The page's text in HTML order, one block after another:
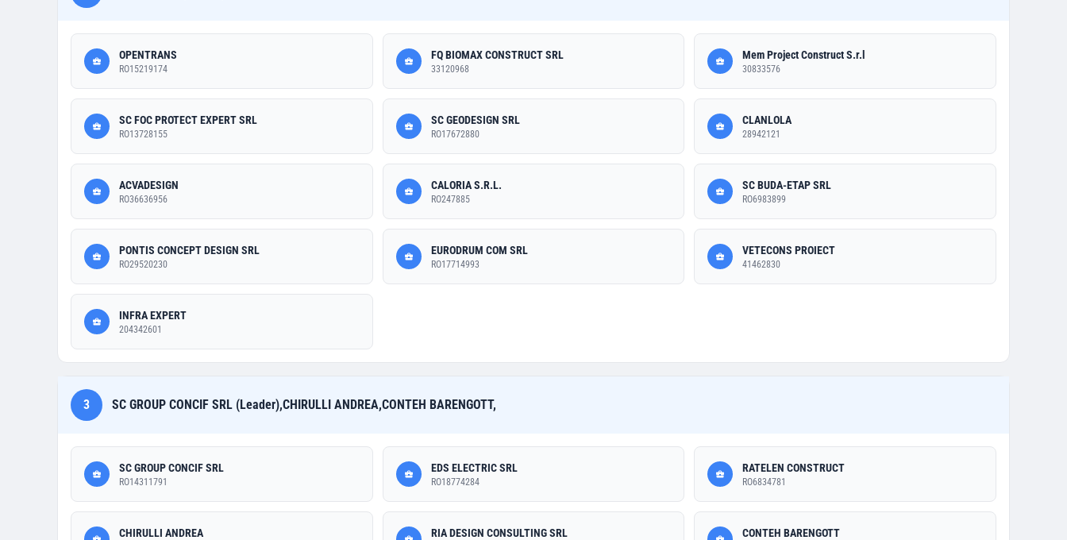
OPENTRANS
RO15219174
FQ BIOMAX CONSTRUCT SRL
33120968
Mem Project Construct S.r.l
30833576
SC FOC PROTECT EXPERT SRL
RO13728155
SC GEODESIGN SRL
RO17672880
CLANLOLA
28942121
ACVADESIGN
RO36636956
CALORIA S.R.L.
RO247885
SC BUDA-ETAP SRL
RO6983899
PONTIS CONCEPT DESIGN SRL
RO29520230
EURODRUM COM SRL
RO17714993
VETECONS PROIECT
41462830
INFRA EXPERT
204342601
3 SC GROUP CONCIF SRL (Leader),CHIRULLI ANDREA,CONTEH BARENGOTT,
SC GROUP CONCIF SRL
RO14311791
EDS ELECTRIC SRL
RO18774284
RATELEN CONSTRUCT
RO6834781
CHIRULLI ANDREA RIA DESIGN CONSULTING SRL CONTEH BARENGOTT